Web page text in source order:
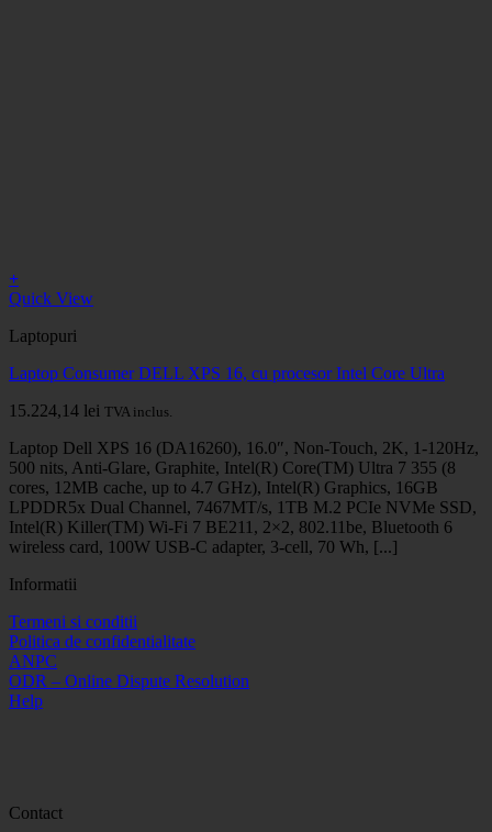
+
Quick View
Laptopuri
Laptop Consumer DELL XPS 16, cu procesor Intel Core Ultra
15.224,14 lei TVA inclus.
Laptop Dell XPS 16 (DA16260), 16.0″, Non-Touch, 2K, 1-120Hz,
500 nits, Anti-Glare, Graphite, Intel(R) Core(TM) Ultra 7 355 (8
cores, 12MB cache, up to 4.7 GHz), Intel(R) Graphics, 16GB
LPDDR5x Dual Channel, 7467MT/s, 1TB M.2 PCIe NVMe SSD,
Intel(R) Killer(TM) Wi-Fi 7 BE211, 2×2, 802.11be, Bluetooth 6
wireless card, 100W USB-C adapter, 3-cell, 70 Wh, [...]
Informatii
Termeni si conditii
Politica de confidentialitate
ANPC
ODR – Online Dispute Resolution
Help
Contact